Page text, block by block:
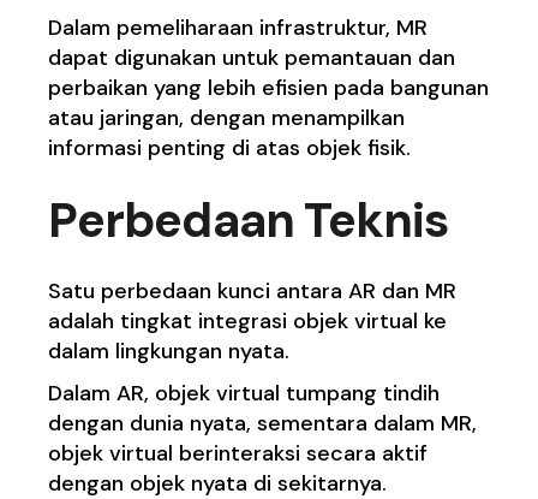
Dalam pemeliharaan infrastruktur, MR
dapat digunakan untuk pemantauan dan
perbaikan yang lebih efisien pada bangunan
atau jaringan, dengan menampilkan
informasi penting di atas objek fisik.
Perbedaan Teknis
Satu perbedaan kunci antara AR dan MR
adalah tingkat integrasi objek virtual ke
dalam lingkungan nyata.
Dalam AR, objek virtual tumpang tindih
dengan dunia nyata, sementara dalam MR,
objek virtual berinteraksi secara aktif
dengan objek nyata di sekitarnya.